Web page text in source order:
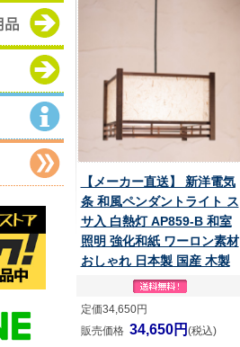
【メーカー直送】 新洋電気
条 和風ペンダントライト ス
サ入 白熱灯 AP859-B 和室
照明 強化和紙 ワーロン素材
おしゃれ 日本製 国産 木製
定価34,650円
販売価格 34,650円 (税込)